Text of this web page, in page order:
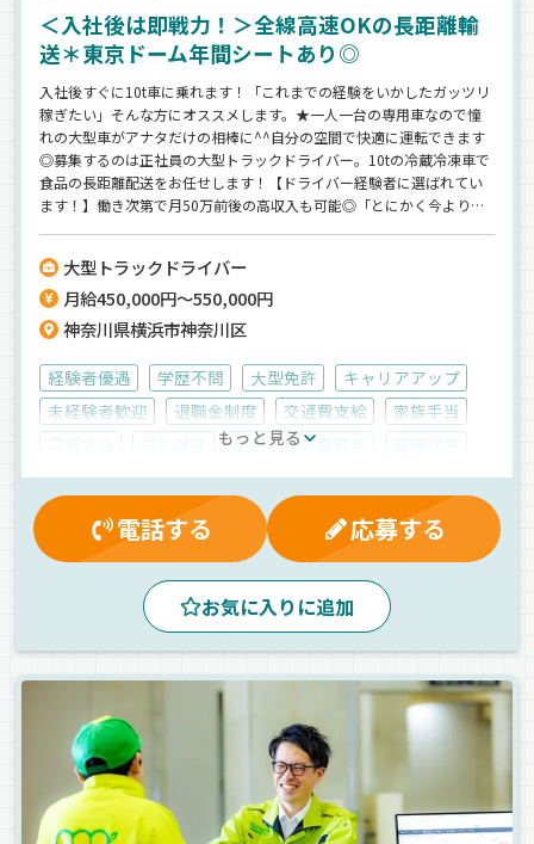
＜入社後は即戦力！＞全線高速OKの長距離輸
送＊東京ドーム年間シートあり◎
入社後すぐに10t車に乗れます！「これまでの経験をいかしたガッツリ
稼ぎたい」そんな方にオススメします。★一人一台の専用車なので憧
れの大型車がアナタだけの相棒に^^自分の空間で快適に運転できます
◎募集するのは正社員の大型トラックドライバー。10tの冷蔵冷凍車で
食品の長距離配送をお任せします！【ドライバー経験者に選ばれてい
ます！】働き次第で月50万前後の高収入も可能◎「とにかく今より稼
ウンザリすることもありません♪
大型トラックドライバー
月給450,000円～550,000円
神奈川県横浜市神奈川区
経験者優遇 学歴不問 大型免許
キャリアアップ
未経験者歓迎
退職金制度 交通費支給
家族手当
制服・作業着貸与
マイカー通勤可
残業手当 賞与
無事故手当
健康保険
厚生年金 有給休暇
朝
真夜中
昼 早朝
ジョロダー・ジョルダー
ETC搭載
バックアイモニター装備
エアサス ドライブレコーダー
冷蔵・冷凍車
正社員
もっと見る
電話する 応募する
お気に入りに追加